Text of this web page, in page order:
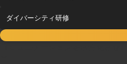
ダイバーシティ研修